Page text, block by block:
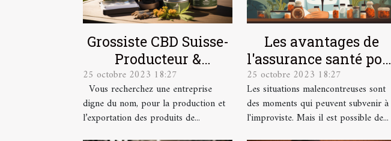
Grossiste CBD Suisse-
Producteur &
Exportateur
25 octobre 2023 18:27
Vous recherchez une entreprise
digne du nom, pour la production et
l’exportation des produits de...
Les avantages de
l'assurance santé pour
les salariés
25 octobre 2023 18:27
Les situations malencontreuses sont
des moments qui peuvent subvenir à
l'improviste. Mais il est possible de...